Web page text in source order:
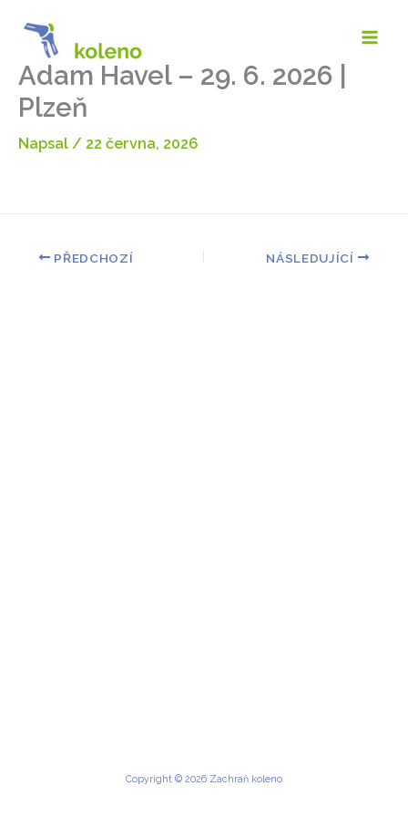
Adam Havel – 29. 6. 2026 |
Plzeň
Napsal / 22 června, 2026
PŘEDCHOZÍ NÁSLEDUJÍCÍ
Copyright © 2026 Zachraň koleno